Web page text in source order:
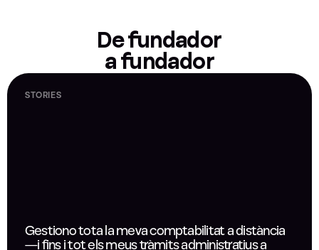
De fundador
a fundador
Gestiono tota la meva comptabilitat a distància
—i fins i tot els meus tràmits administratius a
STORIES